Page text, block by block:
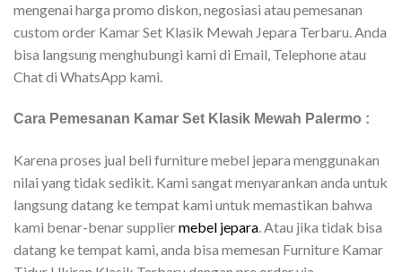
mengenai harga promo diskon, negosiasi atau pemesanan
custom order Kamar Set Klasik Mewah Jepara Terbaru. Anda
bisa langsung menghubungi kami di Email, Telephone atau
Chat di WhatsApp kami.
Cara Pemesanan Kamar Set Klasik Mewah Palermo :
Karena proses jual beli furniture mebel jepara menggunakan
nilai yang tidak sedikit. Kami sangat menyarankan anda untuk
langsung datang ke tempat kami untuk memastikan bahwa
kami benar-benar suppliermebel jepara . Atau jika tidak bisa
datang ke tempat kami, anda bisa memesan Furniture Kamar